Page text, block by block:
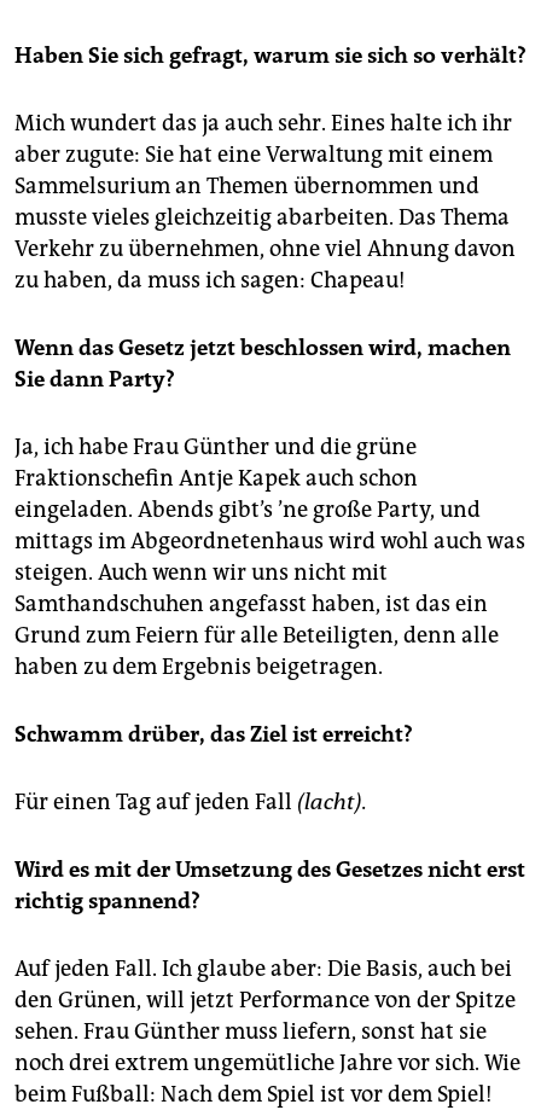
Haben Sie sich gefragt, warum sie sich so verhält?
Mich wundert das ja auch sehr. Eines halte ich ihr
aber zugute: Sie hat eine Verwaltung mit einem
Sammelsurium an Themen übernommen und
musste vieles gleichzeitig abarbeiten. Das Thema
Verkehr zu übernehmen, ohne viel Ahnung davon
zu haben, da muss ich sagen: Chapeau!
Wenn das Gesetz jetzt beschlossen wird, machen
Sie dann Party?
Ja, ich habe Frau Günther und die grüne
Fraktionschefin Antje Kapek auch schon
eingeladen. Abends gibt’s ’ne große Party, und
mittags im Abgeordnetenhaus wird wohl auch was
steigen. Auch wenn wir uns nicht mit
Samthandschuhen angefasst haben, ist das ein
Grund zum Feiern für alle Beteiligten, denn alle
haben zu dem Ergebnis beigetragen.
Schwamm drüber, das Ziel ist erreicht?
Für einen Tag auf jeden Fall (lacht).
Wird es mit der Umsetzung des Gesetzes nicht erst
richtig spannend?
Auf jeden Fall. Ich glaube aber: Die Basis, auch bei
den Grünen, will jetzt Performance von der Spitze
sehen. Frau Günther muss liefern, sonst hat sie
noch drei extrem ungemütliche Jahre vor sich. Wie
beim Fußball: Nach dem Spiel ist vor dem Spiel!